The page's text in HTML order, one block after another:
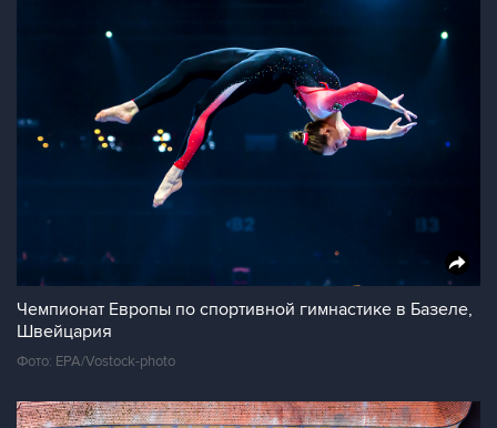
Чемпионат Европы по спортивной гимнастике в Базеле,
Швейцария
Фото: EPA/Vostock-photo